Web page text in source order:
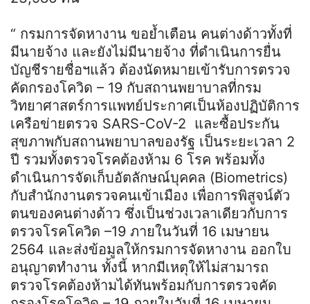
“ กรมการจัดหางาน ขอย้ำเตือน คนต่างด้าวทั้งที่
มีนายจ้าง และยังไม่มีนายจ้าง ที่ดำเนินการยื่น
บัญชีรายชื่อฯแล้ว ต้องนัดหมายเข้ารับการตรวจ
คัดกรองโควิด – 19 กับสถานพยาบาลที่กรม
วิทยาศาสตร์การแพทย์ประกาศเป็นห้องปฏิบัติการ
เครือข่ายตรวจ SARS-CoV-2 และซื้อประกัน
สุขภาพกับสถานพยาบาลของรัฐ เป็นระยะเวลา 2
ปี รวมทั้งตรวจโรคต้องห้าม 6 โรค พร้อมทั้ง
ดำเนินการจัดเก็บอัตลักษณ์บุคคล (Biometrics)
กับสำนักงานตรวจคนเข้าเมือง เพื่อการพิสูจน์ตัว
ตนของคนต่างด้าว ซึ่งเป็นช่วงเวลาเดียวกับการ
ตรวจโรคโควิด –19 ภายในวันที่ 16 เมษายน
2564 และส่งข้อมูลให้กรมการจัดหางาน ออกใบ
อนุญาตทำงาน ทั้งนี้ หากมีเหตุให้ไม่สามารถ
ตรวจโรคต้องห้ามได้ทันพร้อมกับการตรวจคัด